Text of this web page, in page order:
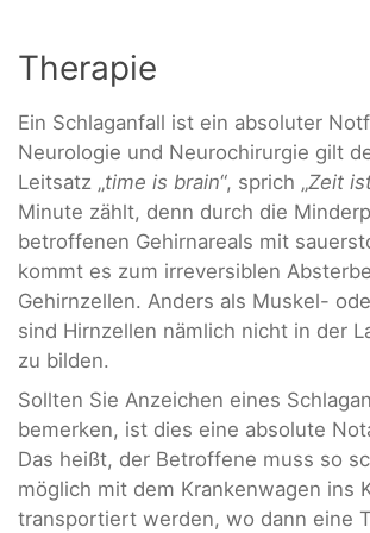
Therapie
Ein Schlaganfall ist ein absoluter
Neurologie und Neurochirurgie gilt
Leitsatz „time is brain“, sprich „Zeit
Minute zählt, denn durch die
betroffenen Gehirnareals mit
kommt es zum irreversiblen
Gehirnzellen. Anders als Muskel-
sind Hirnzellen nämlich nicht in der
zu bilden.
Sollten Sie Anzeichen eines
bemerken, ist dies eine absolute
Das heißt, der Betroffene muss so
möglich mit dem Krankenwagen ins
transportiert werden, wo dann eine